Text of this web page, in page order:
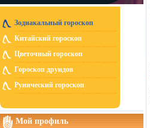
Зодиакальный гороскоп
Китайский гороскоп
Цветочный гороскоп
Гороскоп друидов
Рунический гороскоп
Мой профиль